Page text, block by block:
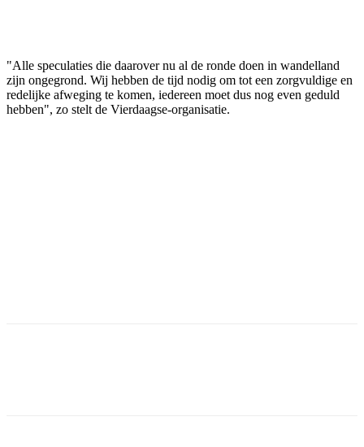
"Alle speculaties die daarover nu al de ronde doen in wandelland
zijn ongegrond. Wij hebben de tijd nodig om tot een zorgvuldige en
redelijke afweging te komen, iedereen moet dus nog even geduld
hebben", zo stelt de Vierdaagse-organisatie.